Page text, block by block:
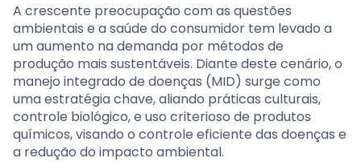
A crescente preocupação com as questões
ambientais e a saúde do consumidor tem levado a
um aumento na demanda por métodos de
produção mais sustentáveis. Diante deste cenário, o
manejo integrado de doenças (MID) surge como
uma estratégia chave, aliando práticas culturais,
controle biológico, e uso criterioso de produtos
químicos, visando o controle eficiente das doenças e
a redução do impacto ambiental.